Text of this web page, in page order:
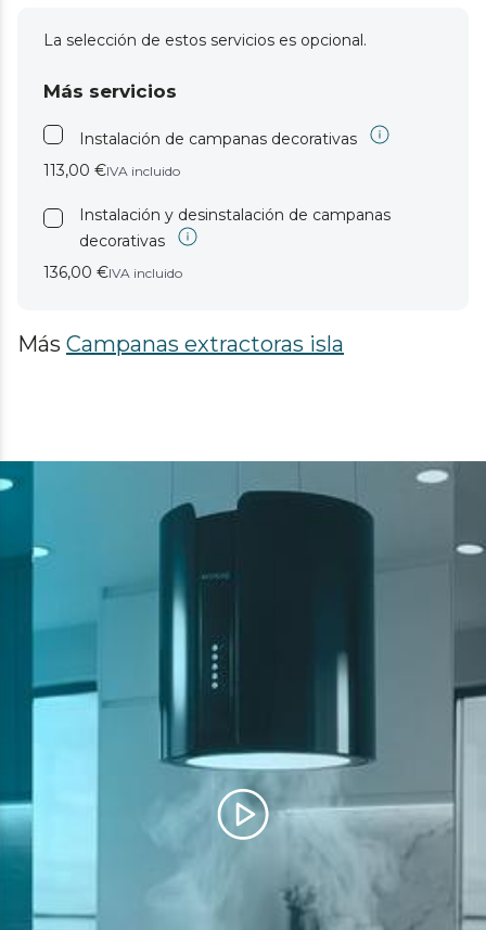
La selección de estos servicios es opcional.
Más servicios
Instalación de campanas decorativas
113,00 €IVA incluido
Instalación y desinstalación de campanas
decorativas
136,00 €IVA incluido
Más Campanas extractoras isla